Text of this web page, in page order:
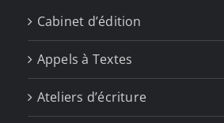
Cabinet d’édition
Appels à Textes
Ateliers d’écriture